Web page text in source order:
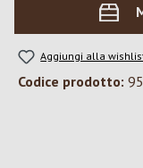
Aggiungi alla
Codice prodotto: